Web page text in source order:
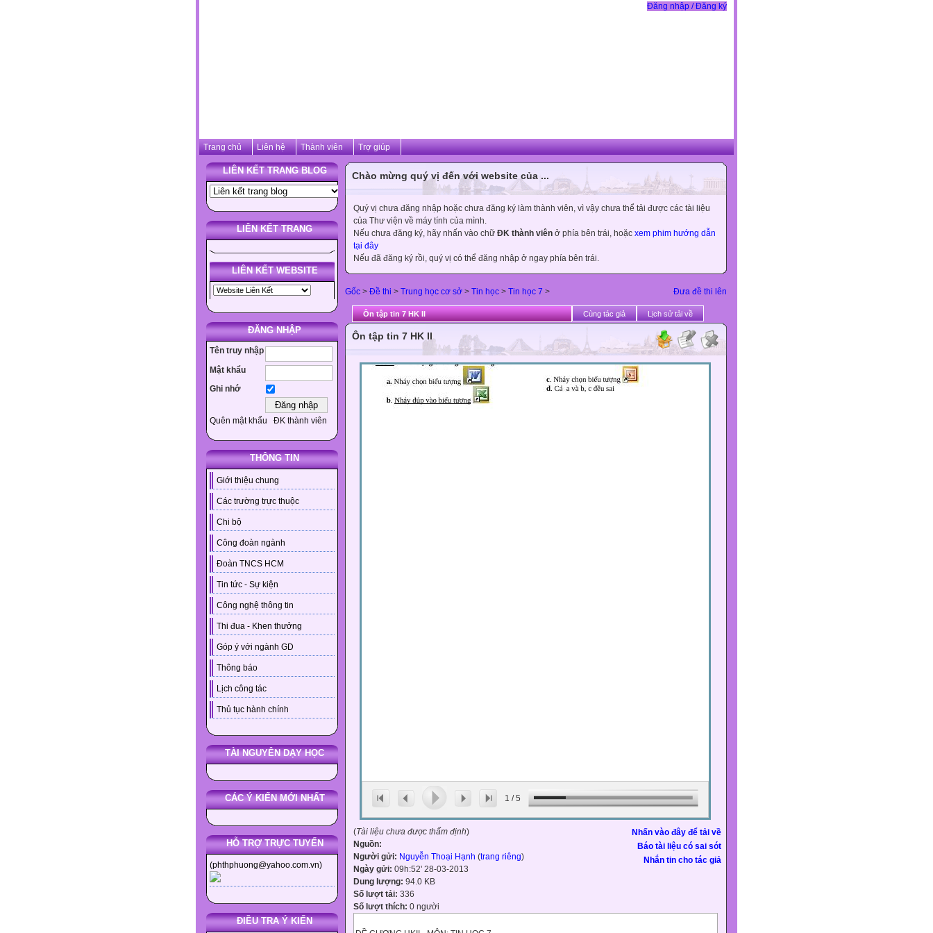
Đăng nhập / Đăng ký
Trang chủ Liên hệ Thành viên Trợ giúp
LIÊN KẾT TRANG BLOG
LIÊN KẾT TRANG
LIÊN KẾT WEBSITE
ĐĂNG NHẬP
Tên truy nhập
Mật khẩu
Ghi nhớ
Quên mật khẩu ĐK thành viên
THÔNG TIN
Giới thiệu chung
Các trường trực thuộc
Chi bộ
Công đoàn ngành
Đoàn TNCS HCM
Tin tức - Sự kiện
Công nghệ thông tin
Thi đua - Khen thưởng
Góp ý với ngành GD
Thông báo
Lịch công tác
Thủ tục hành chính
TÀI NGUYÊN DẠY HỌC
CÁC Ý KIẾN MỚI NHẤT
HỖ TRỢ TRỰC TUYẾN
(phthphuong@yahoo.com.vn)
ĐIỀU TRA Ý KIẾN
Chào mừng quý vị đến với website của ...
Quý vị chưa đăng nhập hoặc chưa đăng ký làm thành viên, vì vậy chưa thể tải được các tài liệu
của Thư viện về máy tính của mình.
Nếu chưa đăng ký, hãy nhấn vào chữ ĐK thành viên ở phía bên trái, hoặc xem phim hướng dẫn
tại đây
Nếu đã đăng ký rồi, quý vị có thể đăng nhập ở ngay phía bên trái.
Đưa đề thi lên
Gốc > Đề thi > Trung học cơ sở > Tin học > Tin học 7 >
Ôn tập tin 7 HK II Cùng tác giả Lịch sử tải về
Ôn tập tin 7 HK II
1 /5
Nhấn vào đây để tải về
Báo tài liệu có sai sót
Nhắn tin cho tác giả
(Tài liệu chưa được thẩm định)
Nguồn:
Người gửi: Nguyễn Thoại Hạnh (trang riêng)
Ngày gửi: 09h:52' 28-03-2013
Dung lượng: 94.0 KB
Số lượt tải: 336
Số lượt thích: 0 người